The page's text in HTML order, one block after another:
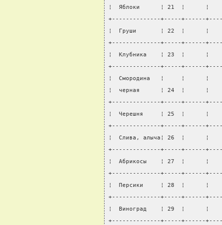
¦  Яблоки      ¦ 21  ¦
+--------------+-----+------
¦  Груши       ¦ 22  ¦
+--------------+-----+------
¦  Клубника    ¦ 23  ¦
+--------------+-----+------
¦  Смородина   ¦     ¦
¦  черная      ¦ 24  ¦
+--------------+-----+------
¦  Черешня     ¦ 25  ¦
+--------------+-----+------
¦  Слива, алыча¦ 26  ¦
+--------------+-----+------
¦  Абрикосы    ¦ 27  ¦
+--------------+-----+------
¦  Персики     ¦ 28  ¦
+--------------+-----+------
¦  Виноград    ¦ 29  ¦
+--------------+-----+------